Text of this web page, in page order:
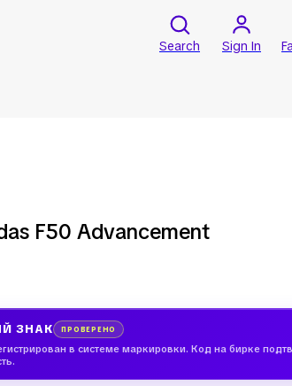
Search Sign In
F50 Advancement
ЗНАК ПРОВЕРЕНО
в системе маркировки. Код на бирке